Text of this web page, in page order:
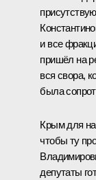
и все
пришёл на
вся свора,
была
Крым для
чтобы ту
депутаты